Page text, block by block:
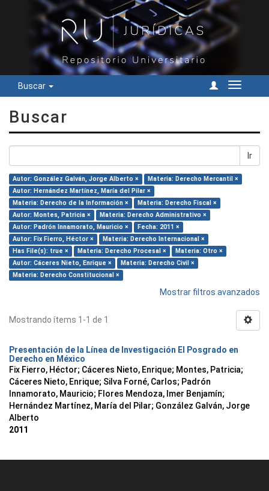
Buscar
Cambiar
Buscar
Ir
Autor: González Galván, Jorge Alberto ×
Materia: Derecho Mercantil ×
Autor: Hernández Martínez, María del Pilar ×
Materia: Derecho de la Información ×
Materia: Derecho Fiscal ×
Autor: Montes, Patricia ×
Materia: Derecho Administrativo ×
Autor: Padrón Innamorato, Mauricio ×
Fecha: 2011 ×
Autor: Fix Fierro, Héctor ×
Materia: Derecho Internacional ×
Has File(s): true ×
Materia: Derecho Procesal ×
Materia: Otro ×
Autor: Cáceres Nieto, Enrique ×
Materia: Derecho Civil ×
Materia: Derecho Constitucional ×
Mostrar filtros avanzados
Mostrando ítems 1-1 de 1
Presentación de la Línea de Investigación El Posgrado en
Derecho en México
Fix Fierro, Héctor; Cáceres Nieto, Enrique; Montes, Patricia;
Cáceres Nieto, Enrique; Silva Forné, Carlos; Padrón
Innamorato, Mauricio; Flores Mendoza, Imer Benjamín;
Hernández Martínez, María del Pilar; González Galván, Jorge
Alberto
2011